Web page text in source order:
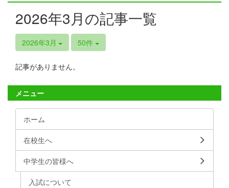
2026年3月の記事一覧
2026年3月 50件
記事がありません。
メニュー
ホーム
在校生へ
中学生の皆様へ
入試について